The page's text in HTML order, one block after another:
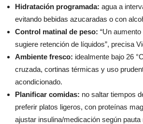
Hidratación programada: agua a
evitando bebidas azucaradas o con
Control matinal de peso: “Un
sugiere retención de líquidos”, precisa
Ambiente fresco: idealmente bajo 26
cruzada, cortinas térmicas y uso
acondicionado.
Planificar comidas: no saltar tiempos
preferir platos ligeros, con proteínas
ajustar insulina/medicación según pauta